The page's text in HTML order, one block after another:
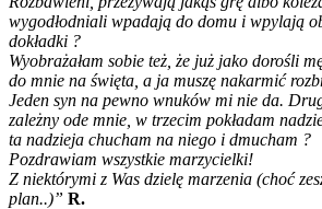
wygodłodniali wpadają do domu i wpylają
dokładki ?
Wyobrażałam sobie też, że już jako dorośli
do mnie na święta, a ja muszę nakarmić
Jeden syn na pewno wnuków mi nie da.
zależny ode mnie, w trzecim pokładam
ta nadzieja chucham na niego i dmucham ?
Pozdrawiam wszystkie marzycielki!
Z niektórymi z Was dzielę marzenia (choć
plan..)” R.